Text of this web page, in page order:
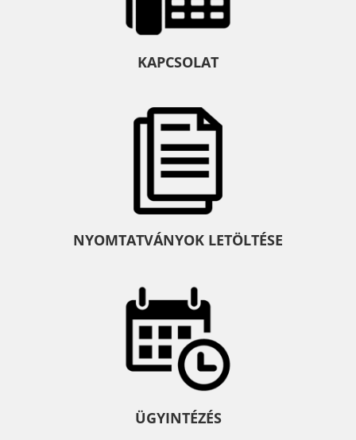
KAPCSOLAT
NYOMTATVÁNYOK LETÖLTÉSE
ÜGYINTÉZÉS